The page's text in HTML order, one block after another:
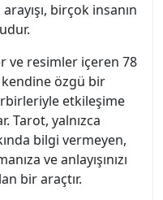
birçok insanın
ve resimler içeren 78
özgü bir
etkileşime
Tarot, yalnızca
bilgi vermeyen,
ve anlayışınızı
bir araçtır.